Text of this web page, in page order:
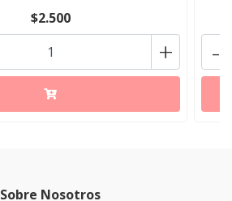
$2.500
+ -
Sobre Nosotros